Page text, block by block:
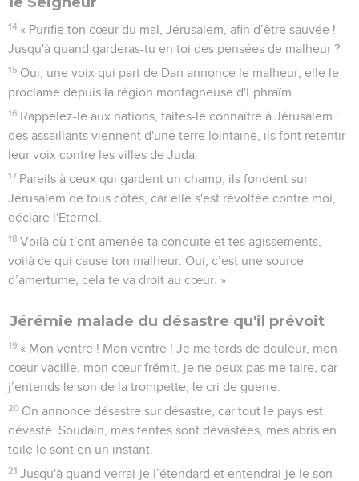
14 « Purifie ton cœur du mal, Jérusalem, afin d’être sauvée !
Jusqu'à quand garderas-tu en toi des pensées de malheur ?
15 Oui, une voix qui part de Dan annonce le malheur, elle le
proclame depuis la région montagneuse d'Ephraïm.
16 Rappelez-le aux nations, faites-le connaître à Jérusalem :
des assaillants viennent d'une terre lointaine, ils font retentir
leur voix contre les villes de Juda.
17 Pareils à ceux qui gardent un champ, ils fondent sur
Jérusalem de tous côtés, car elle s'est révoltée contre moi,
déclare l'Eternel.
18 Voilà où t’ont amenée ta conduite et tes agissements,
voilà ce qui cause ton malheur. Oui, c’est une source
d’amertume, cela te va droit au cœur. »
Jérémie malade du désastre qu'il prévoit
19 « Mon ventre ! Mon ventre ! Je me tords de douleur, mon
cœur vacille, mon cœur frémit, je ne peux pas me taire, car
j’entends le son de la trompette, le cri de guerre.
20 On annonce désastre sur désastre, car tout le pays est
dévasté. Soudain, mes tentes sont dévastées, mes abris en
toile le sont en un instant.
21 Jusqu'à quand verrai-je l’étendard et entendrai-je le son